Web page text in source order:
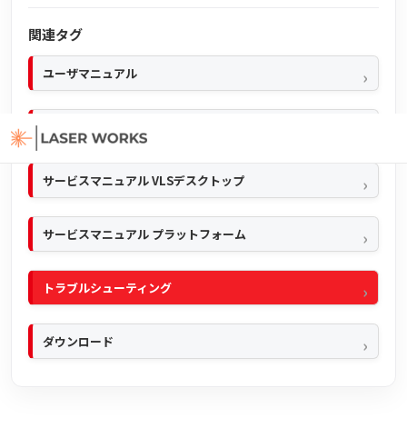
関連タグ
ユーザマニュアル
サービスマニュアル VLSデスクトップ
サービスマニュアル プラットフォーム
トラブルシューティング
ダウンロード